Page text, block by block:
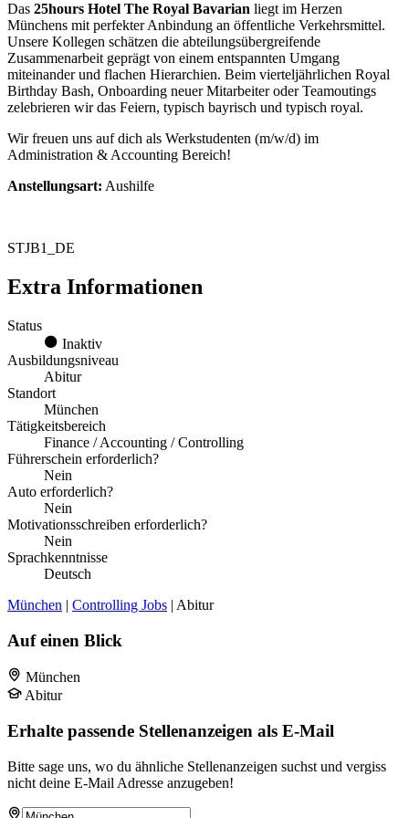
Das 25hours Hotel The Royal Bavarian liegt im Herzen
Münchens mit perfekter Anbindung an öffentliche Verkehrsmittel.
Unsere Kollegen schätzen die abteilungsübergreifende
Zusammenarbeit geprägt von einem entspannten Umgang
miteinander und flachen Hierarchien. Beim vierteljährlichen Royal
Birthday Bash, Onboarding neuer Mitarbeiter oder Teamoutings
zelebrieren wir das Feiern, typisch bayrisch und typisch royal.
Wir freuen uns auf dich als Werkstudenten (m/w/d) im
Administration & Accounting Bereich!
Anstellungsart: Aushilfe
STJB1_DE
Extra Informationen
Status
Inaktiv
Ausbildungsniveau
Abitur
Standort
München
Tätigkeitsbereich
Finance / Accounting / Controlling
Führerschein erforderlich?
Nein
Auto erforderlich?
Nein
Motivationsschreiben erforderlich?
Nein
Sprachkenntnisse
Deutsch
München | Controlling Jobs | Abitur
Auf einen Blick
München
Abitur
Erhalte passende Stellenanzeigen als E-Mail
Bitte sage uns, wo du ähnliche Stellenanzeigen suchst und vergiss
nicht deine E-Mail Adresse anzugeben!